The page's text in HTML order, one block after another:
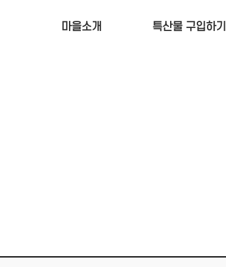
마을소개 특산물 구입하기